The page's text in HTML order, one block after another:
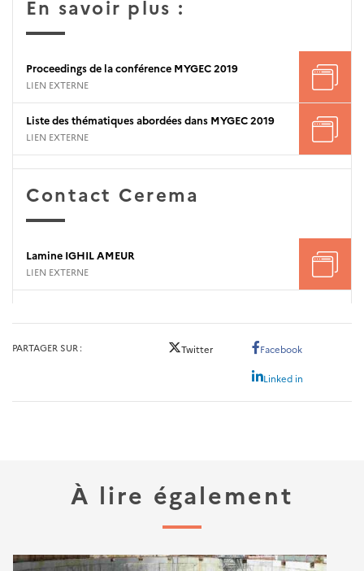
En savoir plus :
Proceedings de la conférence MYGEC 2019
LIEN EXTERNE
Liste des thématiques abordées dans MYGEC 2019
LIEN EXTERNE
Contact Cerema
Lamine IGHIL AMEUR
LIEN EXTERNE
PARTAGER SUR Twitter Facebook
Linked in
À lire également